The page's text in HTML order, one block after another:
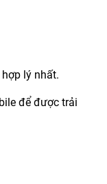
lý nhất.
để được trải